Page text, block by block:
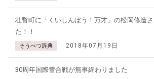
壮瞥町に「くいしんぼう！万才」の松岡修造
た！！
そうべつ辞典 2018年07月19日
30周年国際雪合戦が無事終わりました